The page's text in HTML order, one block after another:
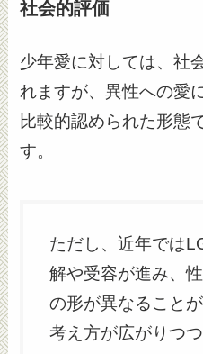
社会的評価
少年愛に対しては、社
れますが、異性への愛
比較的認められた形態
す。
ただし、近年では
解や受容が進み、
の形が異なること
考え方が広がりつ